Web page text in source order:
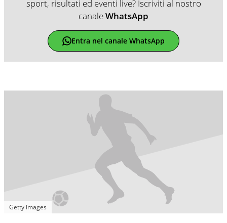
sport, risultati ed eventi live? Iscriviti al nostro
canaleWhatsApp
Entra nel canale WhatsApp
Getty Images